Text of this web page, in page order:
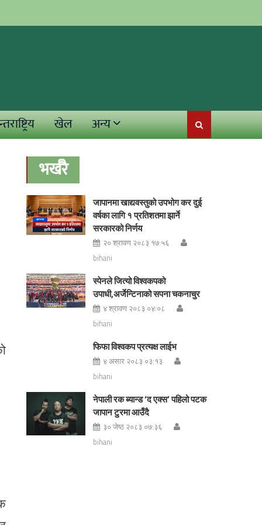
खेल अन्य
भर्खरै
जापानमा खाद्यवस्तुको उपभोग कर दुई
वर्षका लागि १ प्रतिशतमा झार्ने
सरकारको निर्णय
२० श्रावण २०८३ १७:५६
bihani
स्पेनले जित्यो विश्वकपको
उपाधी,अर्जेन्टिनाको सपना चकनाचुर
४ श्रावण २०८३ ०४:०८
bihani
फिफा विश्वकप प्रत्यक्ष लाईभ
४ असार २०८३ ०३:१३
bihani
नेपाली रक ब्यान्ड ‘द एक्स’ पहिलो पटक
जापान टुरमा आउँदै
३० जेष्ठ २०८३ ०७:३६
bihani